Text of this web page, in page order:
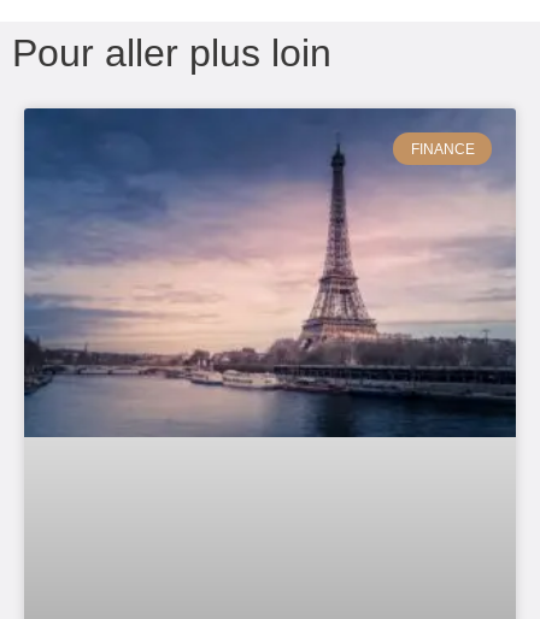
Pour aller plus loin
FINANCE